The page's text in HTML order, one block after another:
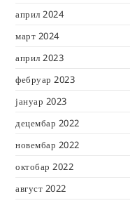
април 2024
март 2024
април 2023
фебруар 2023
јануар 2023
децембар 2022
новембар 2022
октобар 2022
август 2022